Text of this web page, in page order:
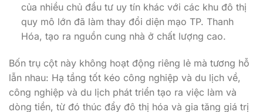
của nhiều chủ đầu tư uy tín khác với các khu đô thị
quy mô lớn đã làm thay đổi diện mạo TP. Thanh
Hóa, tạo ra nguồn cung nhà ở chất lượng cao.
Bốn trụ cột này không hoạt động riêng lẻ mà tương hỗ
lẫn nhau: Hạ tầng tốt kéo công nghiệp và du lịch về,
công nghiệp và du lịch phát triển tạo ra việc làm và
dòng tiền, từ đó thúc đẩy đô thị hóa và gia tăng giá trị